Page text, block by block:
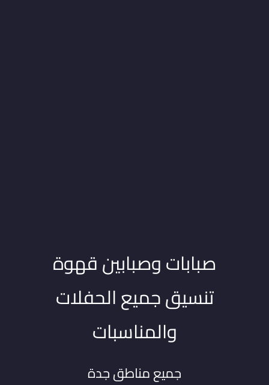
صبابات وصبابين قهوة
تنسيق جميع الحفلات
والمناسبات
جميع مناطق جدة